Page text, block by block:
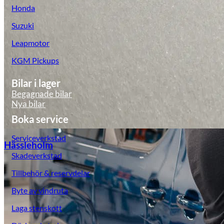
Hässleholm
Honda
Suzuki
Leapmotor
KGM Pickups
Bilar i lager
Begagnade bilar
Nya bilar
Boka service
Serviceverkstad
Skadeverkstad
Tillbehör & reservdelar
Byte av vindruta
Laga stenskott